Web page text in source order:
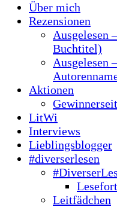
Über mich
Rezensionen
Ausgelesen
Buchtitel)
Ausgelesen
Aktionen
LitWi
Interviews
Lieblingsblogger
#diverserlesen
Leitfädchen